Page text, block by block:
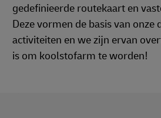
gedefinieerde routekaart en
Deze vormen de basis van onze
activiteiten en we zijn ervan
is om koolstofarm te worden!